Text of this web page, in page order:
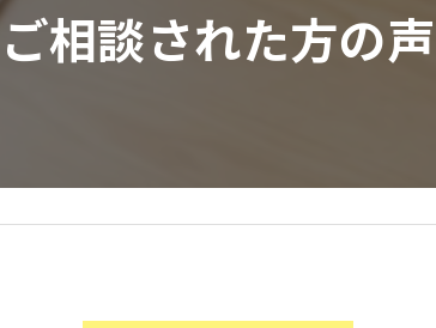
ご相談された方の声